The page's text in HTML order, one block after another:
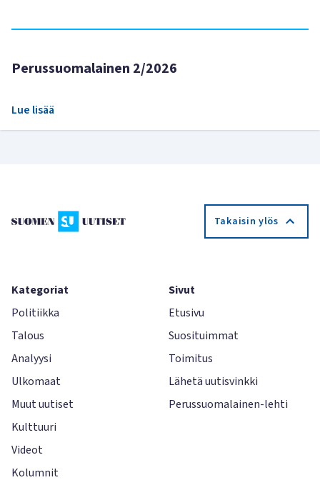
Perussuomalainen 2/2026
Lue lisää
Takaisin ylös
Kategoriat
Politiikka
Talous
Analyysi
Ulkomaat
Muut uutiset
Kulttuuri
Videot
Kolumnit
Sivut
Etusivu
Suosituimmat
Toimitus
Lähetä uutisvinkki
Perussuomalainen-lehti